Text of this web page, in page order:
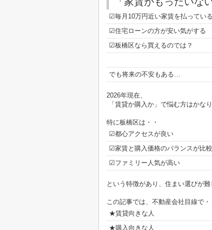
☑毎月10万円近い家賃を払っている
☑住宅ローンの方が安い気がする
☑板橋区なら買えるのでは？
でも将来の不安もある…
2026年現在、
「賃貸か購入か」で悩む方はかな
特に板橋区は・・
☑都心アクセスが良い
☑家賃と購入価格のバランスが比
☑ファミリー人気が高い
という特徴があり、住まい選びが難
この記事では、不動産会社目線で・
★賃貸向きな人
★購入向きな人